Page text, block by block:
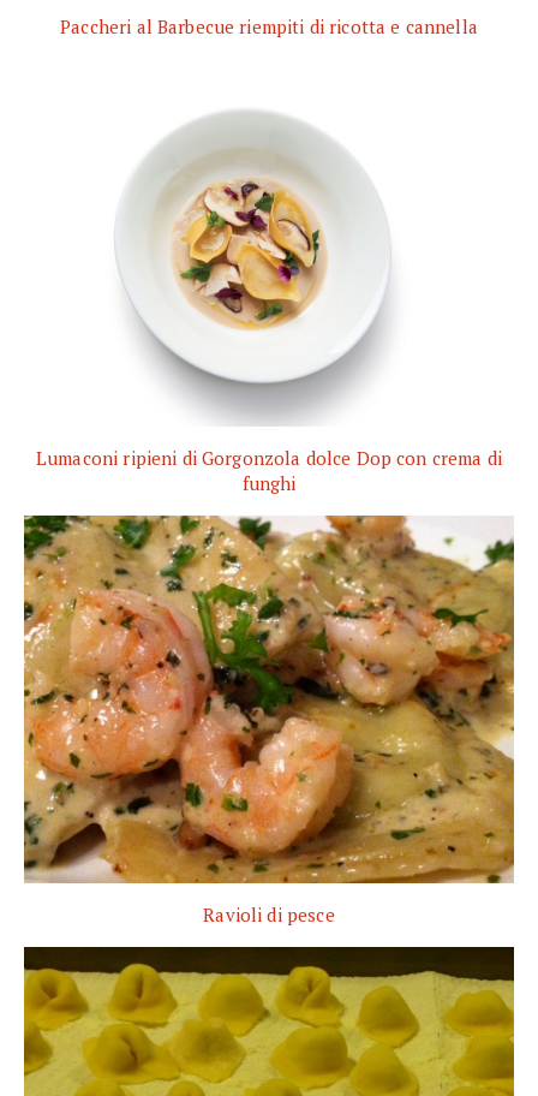
Paccheri al Barbecue riempiti di ricotta e cannella
Lumaconi ripieni di Gorgonzola dolce Dop con crema di
funghi
Ravioli di pesce